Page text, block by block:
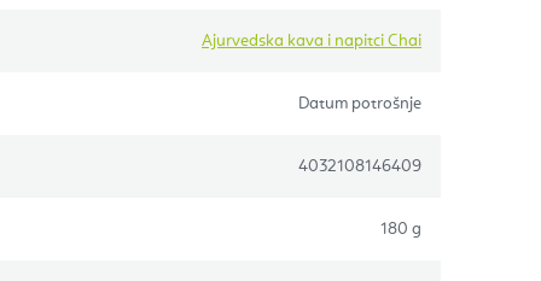
Ajurvedska kava i napitci Chai
Datum potrošnje
4032108146409
180 g